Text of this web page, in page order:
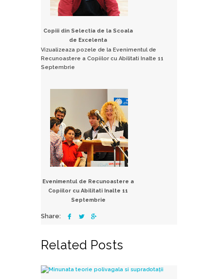
Copiii din Selectia de la Scoala
de Excelenta
Vizualizeaza pozele de la Evenimentul de
Recunoastere a Copiilor cu Abilitati Inalte 11
Septembrie
Evenimentul de Recunoastere a
Copiilor cu Abilitati Inalte 11
Septembrie
Share:
Related Posts